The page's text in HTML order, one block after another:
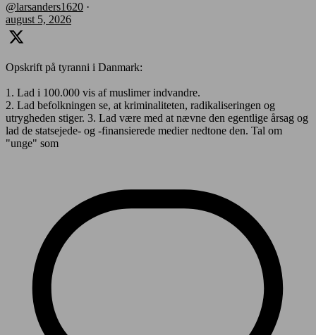
@larsanders1620 ·
august 5, 2026
Opskrift på tyranni i Danmark:
1. Lad i 100.000 vis af muslimer indvandre.
2. Lad befolkningen se, at kriminaliteten, radikaliseringen og
utrygheden stiger. 3. Lad være med at nævne den egentlige årsag og
lad de statsejede- og -finansierede medier nedtone den. Tal om
"unge" som